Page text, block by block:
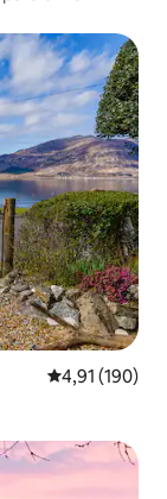
4,91 de uma
4,91 (190)